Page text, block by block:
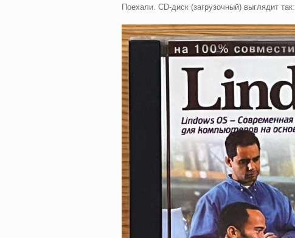
Поехали. CD-диск (загрузочный) выглядит так: